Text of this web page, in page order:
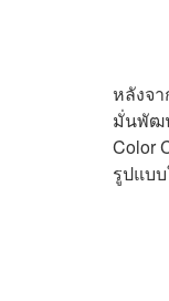
หลังจา
มั่นพัฒ
Color
รูปแบ